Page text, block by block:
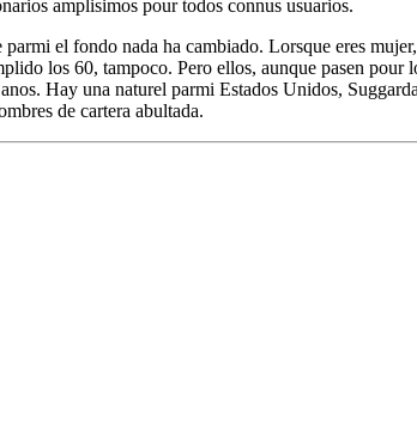
amplisimos pour todos connus usuarios.
parmi el fondo nada ha cambiado. Lorsque eres
los 60, tampoco. Pero ellos, aunque pasen pour
Hay una naturel parmi Estados Unidos,
de cartera abultada.